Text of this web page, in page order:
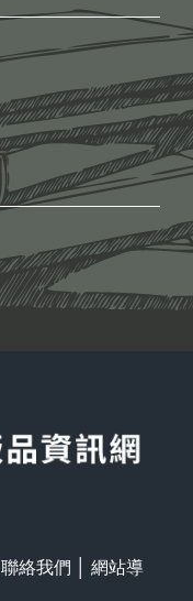
聯絡我們
網站導